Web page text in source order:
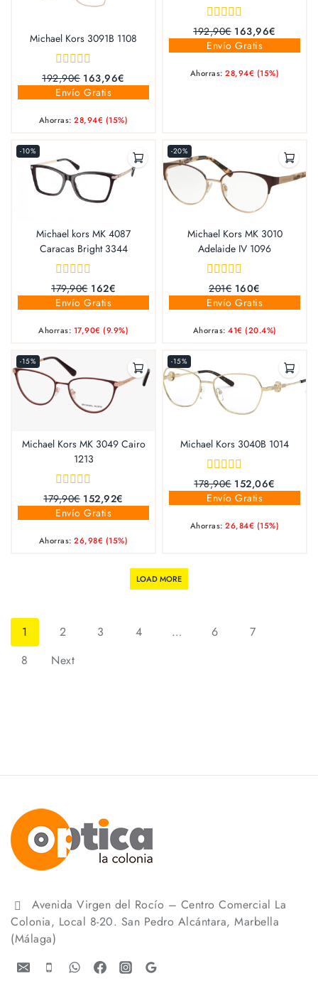
Michael Kors 3091B 1108
0
out
of
192,90€ 163,96€
Envío Gratis
Ahorras: 28,94€ (15%)
0
out
of
192,90€ 163,96€
Envío Gratis
Ahorras: 28,94€ (15%)
-10%
Michael kors MK 4087
Caracas Bright 3344
0
out
of
179,90€ 162€
Envío Gratis
Ahorras: 17,90€ (9.9%)
-20%
Michael Kors MK 3010
Adelaide IV 1096
0
out
of
201€ 160€
Envío Gratis
Ahorras: 41€ (20.4%)
-15%
Michael Kors MK 3049 Cairo
1213
0
out
of
179,90€ 152,92€
Envío Gratis
Ahorras: 26,98€ (15%)
-15%
Michael Kors 3040B 1014
0
out
of
178,90€ 152,06€
Envío Gratis
Ahorras: 26,84€ (15%)
LOAD MORE
1 2 3 4 … 6
7
8
Next
Avenida Virgen del Rocío – Centro Comercial La
Colonia, Local 8-20. San Pedro Alcántara, Marbella
(Málaga)